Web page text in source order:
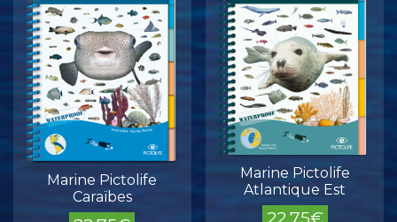
Marine Pictolife
Caraïbes
Marine Pictolife
Atlantique Est
22,75€